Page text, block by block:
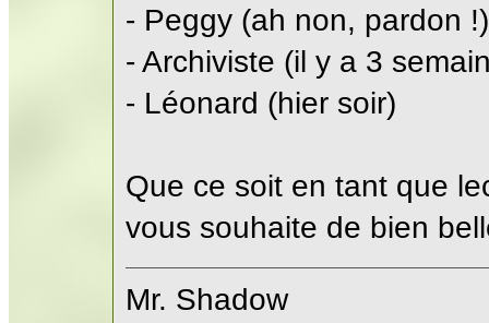
- Peggy (ah non, pardon !)
- Archiviste (il y a 3
- Léonard (hier soir)
Que ce soit en tant que
vous souhaite de bien
Mr. Shadow